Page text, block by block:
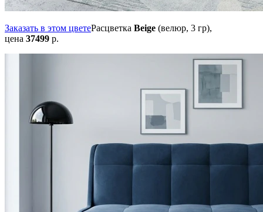
Заказать в этом цветеРасцветка Beige (велюр, 3 гр),
цена 37499 р.